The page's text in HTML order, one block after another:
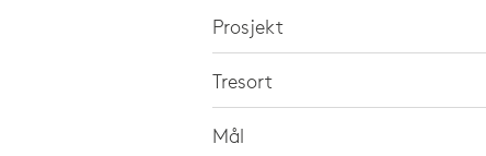
Prosjekt
Tresort
Mål